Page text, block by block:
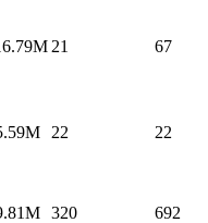
21 67
22 22
320 692